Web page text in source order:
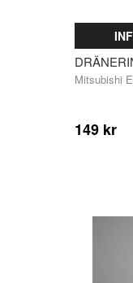
Mitsubishi
149 kr